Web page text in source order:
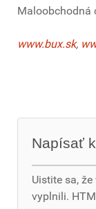
Maloobchodná
www.bux.sk,
Napísať
Uistite sa,
vyplnili.